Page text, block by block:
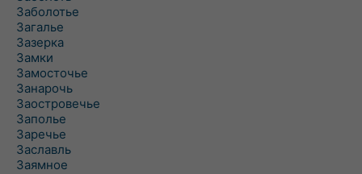
Заболотье
Загалье
Зазерка
Замки
Замосточье
Занарочь
Заостровечье
Заполье
Заречье
Заславль
Заямное